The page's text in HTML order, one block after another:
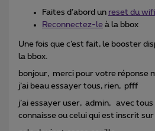
Faites d’abord un reset du
Reconnectez-le à la bbox
Une fois que c’est fait, le booster
la bbox.
bonjour, merci pour votre réponse
j’ai beau essayer tous, rien, pfff
j’ai essayer user, admin, avec
connaisse ou celui qui est inscrit